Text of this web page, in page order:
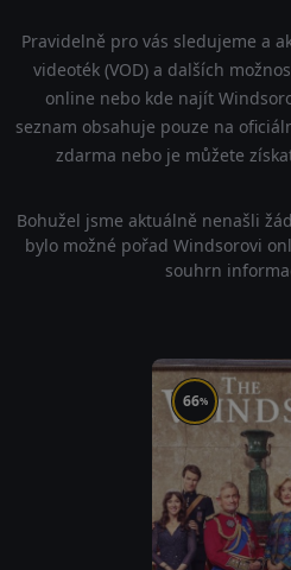
Pravidelně pro vás sledujeme a
videoték (VOD) a dalších
online nebo kde najít
seznam obsahuje pouze na
zdarma nebo je můžete
Bohužel jsme aktuálně nenašli
bylo možné pořad Windsorovi
souhrn
66%